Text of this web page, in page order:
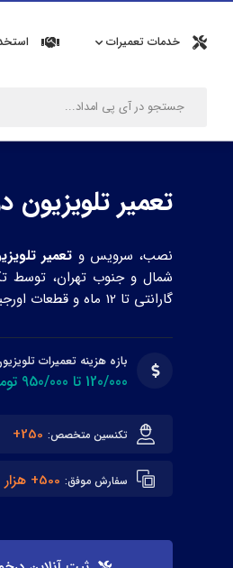
خدمات تعمیرات
تعمیر تلویزیون
نصب، سرویس و تعمیر
شمال و جنوب تهران، توسط
گارانتی تا 12 ماه و قطعات اورجینال در محل انجام می شود.
بازه هزینه تعمیرات
120/000 تا 950/000 تومان
تکنسین متخصص: 250+
سفارش موفق: 500+ هزار